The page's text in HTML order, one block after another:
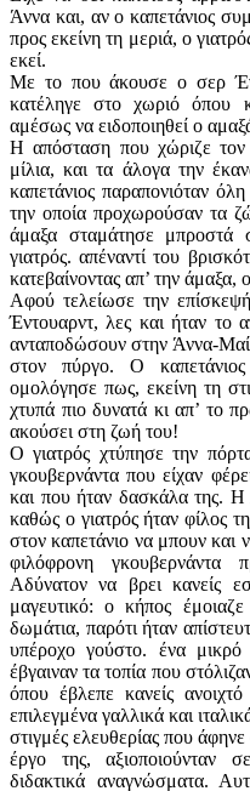
Άννα και, αν ο καπετάνιος
προς εκείνη τη μεριά, ο
εκεί.
Με το που άκουσε ο σερ
κατέληγε στο χωριό όπου
αμέσως να ειδοποιηθεί ο
Η απόσταση που χώριζε
μίλια, και τα άλογα την
καπετάνιος παραπονιόταν
την οποία προχωρούσαν τα
άμαξα σταμάτησε μπροστά
γιατρός. απέναντί του
κατεβαίνοντας απ’ την άμαξα,
Αφού τελείωσε την
Έντουαρντ, λες και ήταν το
ανταποδώσουν στην Άννα-
στον πύργο. Ο
ομολόγησε πως, εκείνη τη
χτυπά πιο δυνατά κι απ’ το
ακούσει στη ζωή του!
Ο γιατρός χτύπησε την
γκουβερνάντα που είχαν
και που ήταν δασκάλα της.
καθώς ο γιατρός ήταν φίλος
στον καπετάνιο να μπουν και
φιλόφρονη γκουβερνάντα
Αδύνατον να βρει κανείς
μαγευτικό: ο κήπος
δωμάτια, παρότι ήταν
υπέροχο γούστο. ένα μικρό
έβγαιναν τα τοπία που
όπου έβλεπε κανείς
επιλεγμένα γαλλικά και
στιγμές ελευθερίας που
έργο της, αξιοποιούνταν
διδακτικά αναγνώσματα.